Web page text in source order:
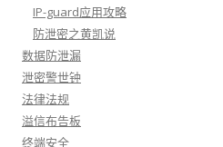
IP-guard应用攻略
防泄密之黄凯说
数据防泄漏
泄密警世钟
法律法规
溢信布告板
终端安全